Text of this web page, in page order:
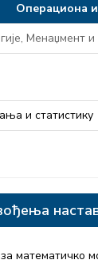
Операциона
Менаџмент и
и статистику
математичко